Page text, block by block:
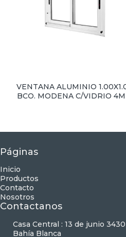
VENTANA ALUMINIO
BCO. MODENA C/VIDRIO
Páginas
Inicio
Productos
Contacto
Nosotros
Contactanos
Casa Central : 13 de junio
Bahía Blanca